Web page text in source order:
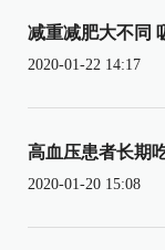
减重减肥大不同
2020-01-22 14:17
高血压患者长期
2020-01-20 15:08